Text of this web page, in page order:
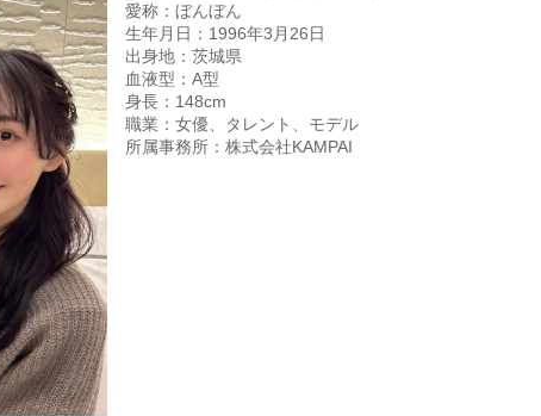
愛称：ぼんぼん
生年月日：1996年3月26日
出身地：茨城県
血液型：A型
身長：148cm
職業：女優、タレント、モデル
所属事務所：株式会社KAMPAI